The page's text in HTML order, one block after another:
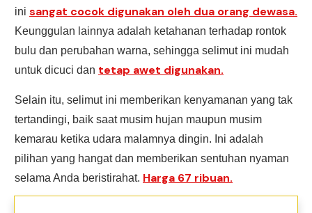
ini sangat cocok digunakan oleh dua orang dewasa.
Keunggulan lainnya adalah ketahanan terhadap rontok
bulu dan perubahan warna, sehingga selimut ini mudah
untuk dicuci dan tetap awet digunakan.
Selain itu, selimut ini memberikan kenyamanan yang tak
tertandingi, baik saat musim hujan maupun musim
kemarau ketika udara malamnya dingin. Ini adalah
pilihan yang hangat dan memberikan sentuhan nyaman
selama Anda beristirahat. Harga 67 ribuan.